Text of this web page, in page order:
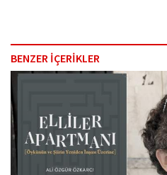
BENZER İÇERİKLER